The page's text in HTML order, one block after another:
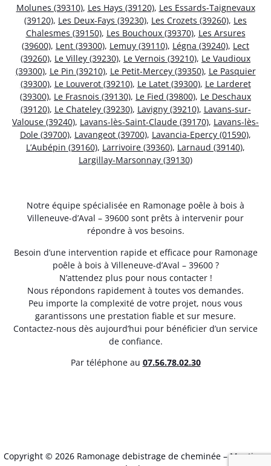
Molunes (39310), Les Hays (39120), Les Essards-Taignevaux
(39120), Les Deux-Fays (39230), Les Crozets (39260), Les
Chalesmes (39150), Les Bouchoux (39370), Les Arsures
(39600), Lent (39300), Lemuy (39110), Légna (39240), Lect
(39260), Le Villey (39230), Le Vernois (39210), Le Vaudioux
(39300), Le Pin (39210), Le Petit-Mercey (39350), Le Pasquier
(39300), Le Louverot (39210), Le Latet (39300), Le Larderet
(39300), Le Frasnois (39130), Le Fied (39800), Le Deschaux
(39120), Le Chateley (39230), Lavigny (39210), Lavans-sur-
Valouse (39240), Lavans-lès-Saint-Claude (39170), Lavans-lès-
Dole (39700), Lavangeot (39700), Lavancia-Epercy (01590),
L’Aubépin (39160), Larrivoire (39360), Larnaud (39140),
Largillay-Marsonnay (39130)
Notre équipe spécialisée en Ramonage poêle à bois à
Villeneuve-d’Aval – 39600 sont prêts à intervenir pour
répondre à vos besoins.
Besoin d’une intervention rapide et efficace pour Ramonage
poêle à bois à Villeneuve-d’Aval – 39600 ?
N’attendez plus pour nous contacter !
Nous répondons rapidement à toutes vos demandes.
Peu importe la complexité de votre projet, nous vous
garantissons une prestation fiable et sur mesure.
Contactez-nous dès aujourd’hui pour bénéficier d’un service
de confiance.
Par téléphone au 07.56.78.02.30
Copyright © 2026 Ramonage debistrage de cheminée –Mentions